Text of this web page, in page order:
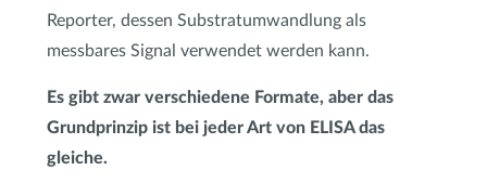
Reporter, dessen Substratumwandlung als
messbares Signal verwendet werden kann.
Es gibt zwar verschiedene Formate, aber das
Grundprinzip ist bei jeder Art von ELISA das
gleiche.